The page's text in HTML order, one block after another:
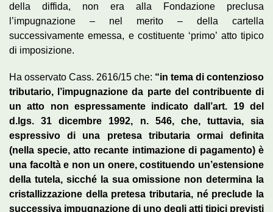
della diffida, non era alla Fondazione preclusa
l’impugnazione – nel merito – della cartella
successivamente emessa, e costituente ‘primo’ atto tipico
di imposizione.
Ha osservato Cass. 2616/15 che: “in tema di contenzioso
tributario, l’impugnazione da parte del contribuente di
un atto non espressamente indicato dall’art. 19 del
d.lgs. 31 dicembre 1992, n. 546, che, tuttavia, sia
espressivo di una pretesa tributaria ormai definita
(nella specie, atto recante intimazione di pagamento) è
una facoltà e non un onere, costituendo un’estensione
della tutela, sicché la sua omissione non determina la
cristallizzazione della pretesa tributaria, né preclude la
successiva impugnazione di uno degli atti tipici previsti